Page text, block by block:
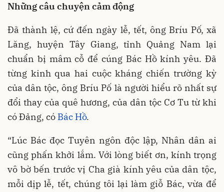
Những câu chuyện cảm động
Đã thành lệ, cứ đến ngày lễ, tết, ông Bríu Pố, xã
Lăng, huyện Tây Giang, tỉnh Quảng Nam lại
chuẩn bị mâm cỗ để cúng Bác Hồ kính yêu. Đã
từng kinh qua hai cuộc kháng chiến trường kỳ
của dân tộc, ông Bríu Pố là người hiểu rõ nhất sự
đổi thay của quê hương, của dân tộc Cơ Tu từ khi
có Đảng, có Bác Hồ.
“Lúc Bác đọc Tuyên ngôn độc lập, Nhân dân ai
cũng phấn khởi lắm. Với lòng biết ơn, kính trọng
vô bờ bến trước vị Cha già kính yêu của dân tộc,
mỗi dịp lễ, tết, chúng tôi lại làm giỗ Bác, vừa để